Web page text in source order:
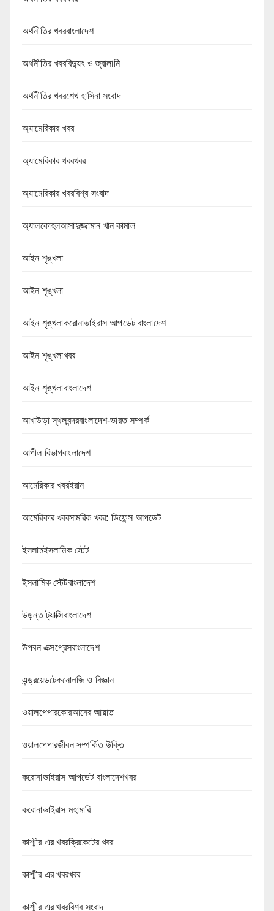
অর্থনীতির খবরবাংলাদেশ
অর্থনীতির খবরবিদ্যুৎ ও জ্বালানি
অর্থনীতির খবরশেখ হাসিনা সংবাদ
অ্যামেরিকার খবর
অ্যামেরিকার খবরখবর
অ্যামেরিকার খবরবিশ্ব সংবাদ
অ্যালকোহলআসাদুজ্জামান খান কামাল
আইন শৃঙ্খলা
আইন শৃঙ্খলা
আইন শৃঙ্খলাকরোনাভাইরাস আপডেট বাংলাদেশ
আইন শৃঙ্খলাখবর
আইন শৃঙ্খলাবাংলাদেশ
আখাউড়া স্থলবন্দরবাংলাদেশ-ভারত সম্পর্ক
আপীল বিভাগবাংলাদেশ
আমেরিকার খবরইরান
আমেরিকার খবরসামরিক খবর: ডিফেন্স আপডেট
ইসলামইসলামিক স্টেট
ইসলামিক স্টেটবাংলাদেশ
উড়ন্ত ট্যাক্সিবাংলাদেশ
উপবন এক্সপ্রেসবাংলাদেশ
এন্ড্রয়েডটেকনোলজি ও বিজ্ঞান
ওয়ালপেপারকোরআনের আয়াত
ওয়ালপেপারজীবন সম্পর্কিত উক্তি
করোনাভাইরাস আপডেট বাংলাদেশখবর
করোনাভাইরাস মহামারি
কাশ্মীর এর খবরক্রিকেটের খবর
কাশ্মীর এর খবরখবর
কাশ্মীর এর খবরবিশ্ব সংবাদ